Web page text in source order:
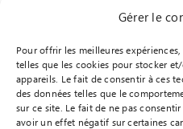
Gérer le
Pour offrir les meilleures
telles que les cookies pour stocker
appareils. Le fait de consentir à ces
des données telles que le
sur ce site. Le fait de ne pas
avoir un effet négatif sur certaines
Remise de chèques